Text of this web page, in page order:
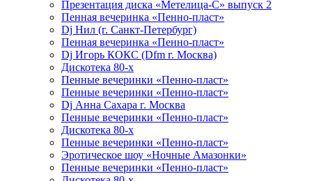
Презентация диска «Метелица-С» выпуск 2
Пенная вечеринка «Пенно-пласт»
Dj Нил (г. Санкт-Петербург)
Пенная вечеринка «Пенно-пласт»
Dj Игорь КОКС (Dfm г. Москва)
Дискотека 80-х
Пенные вечеринки «Пенно-пласт»
Пенные вечеринки «Пенно-пласт»
Dj Анна Сахара г. Москва
Пенные вечеринки «Пенно-пласт»
Дискотека 80-х
Пенные вечеринки «Пенно-пласт»
Эротическое шоу «Ночные Амазонки»
Пенные вечеринки «Пенно-пласт»